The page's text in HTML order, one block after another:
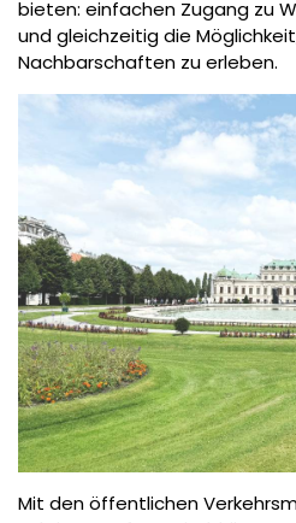
bieten: einfachen Zugang zu
und gleichzeitig die
Nachbarschaften zu erleben.
Mit den öffentlichen